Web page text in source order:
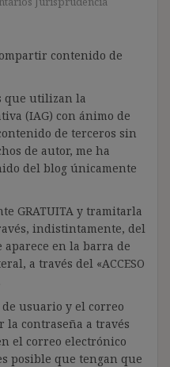
contenido de
que utilizan la
(IAG) con ánimo de
de terceros sin
de autor, me ha
del blog únicamente
GRATUITA y tramitarla
indistintamente, del
aparece en la barra de
a través del «ACCESO
usuario y el correo
la contraseña a través
el correo electrónico
posible que tengan que